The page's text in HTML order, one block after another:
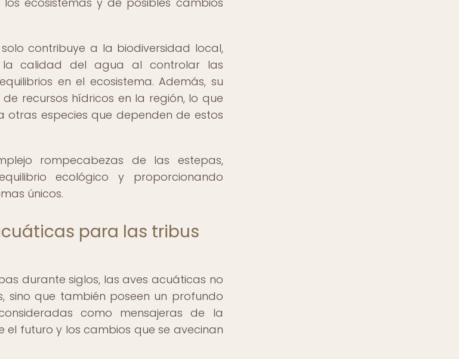
contribuye a la biodiversidad local,
calidad del agua al controlar las
en el ecosistema. Además, su
recursos hídricos en la región, lo que
especies que dependen de estos
rompecabezas de las estepas,
ecológico y proporcionando
únicos.
para las tribus
durante siglos, las aves acuáticas no
sino que también poseen un profundo
como mensajeras de la
futuro y los cambios que se avecinan